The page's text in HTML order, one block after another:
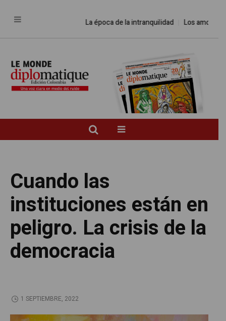
La época de la intranquilidad Los amos del
Cuando las
instituciones están en
peligro. La crisis de la
democracia
1 SEPTIEMBRE, 2022